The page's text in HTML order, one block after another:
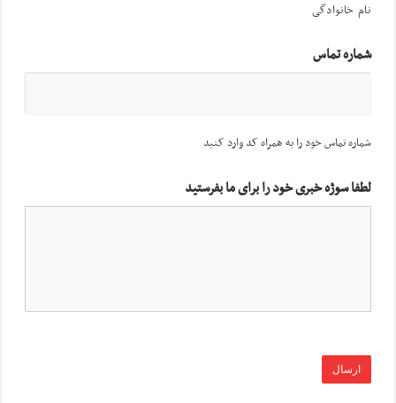
نام خانوادگی
شماره تماس
شماره تماس خود را به همراه کد وارد کنید
لطفا سوژه خبری خود را برای ما بفرستید